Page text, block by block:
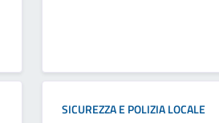
SICUREZZA E POLIZIA LOCALE